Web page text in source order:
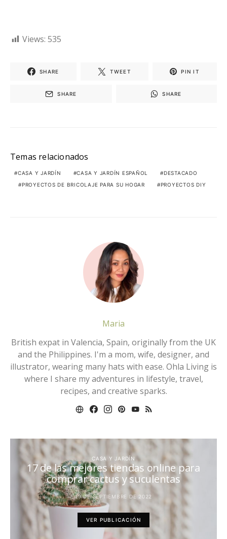
Views: 535
SHARE TWEET PIN IT
SHARE SHARE
Temas relacionados
CASA Y JARDÍN CASA Y JARDÍN ESPAÑOL
DESTACADO
PROYECTOS DE BRICOLAJE PARA SU HOGAR
PROYECTOS DIY
Maria
British expat in Valencia, Spain, originally from the UK
and the Philippines. I'm a mom, wife, designer, and
illustrator, wearing many hats with ease. Ohla Living is
where I share my adventures in lifestyle, travel,
recipes, and creative sparks.
CASA Y JARDÍN
17 de las mejores tiendas online para
comprar cactus y suculentas
19 DE SEPTIEMBRE DE 2022
VER PUBLICACIÓN